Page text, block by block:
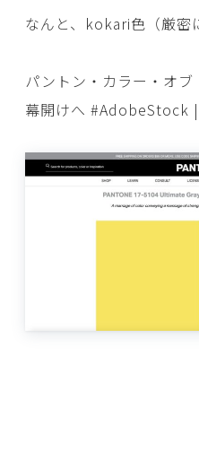
なんと、kokari色（厳密
パントン・カラー・オ
幕開けへ #AdobeStock